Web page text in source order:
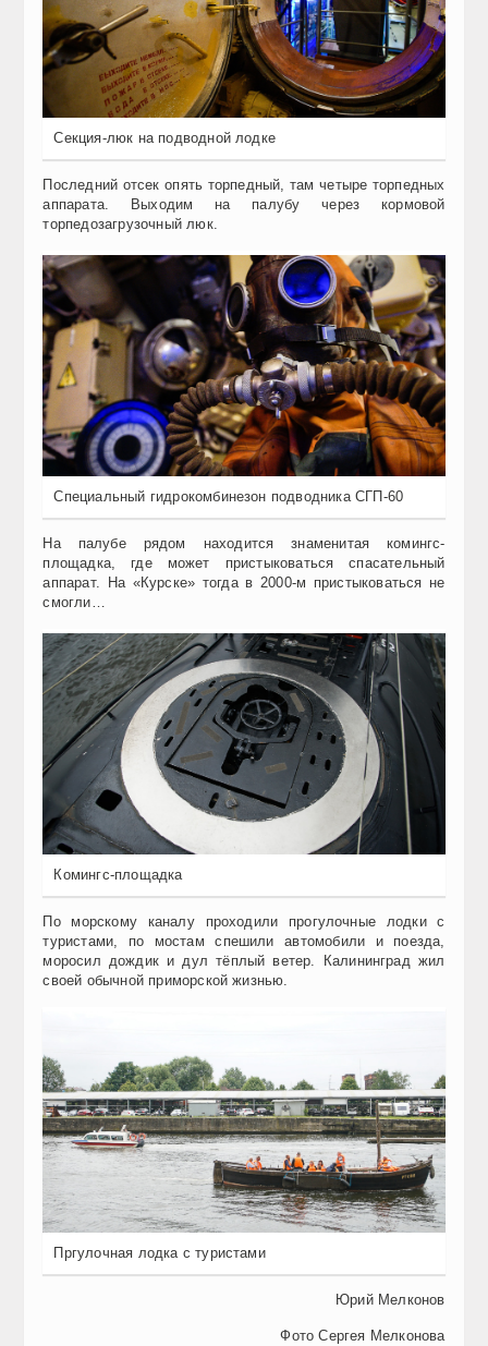
Секция-люк на подводной лодке
Последний отсек опять торпедный, там четыре торпедных
аппарата. Выходим на палубу через кормовой
торпедозагрузочный люк.
Специальный гидрокомбинезон подводника СГП-60
На палубе рядом находится знаменитая комингс-
площадка, где может пристыковаться спасательный
аппарат. На «Курске» тогда в 2000-м пристыковаться не
смогли…
Комингс-площадка
По морскому каналу проходили прогулочные лодки с
туристами, по мостам спешили автомобили и поезда,
моросил дождик и дул тёплый ветер. Калининград жил
своей обычной приморской жизнью.
Пргулочная лодка с туристами
Юрий Мелконов
Фото Сергея Мелконова